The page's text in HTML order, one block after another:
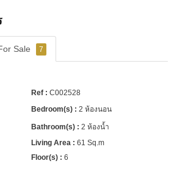
Sale 7
C002528
2 ห้องนอน
2 ห้องน้ำ
61 Sq.m
6